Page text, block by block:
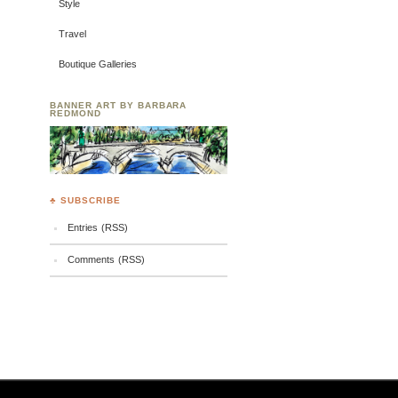
Style
Travel
Boutique Galleries
BANNER ART BY BARBARA
REDMOND
♣ SUBSCRIBE
Entries (RSS)
Comments (RSS)